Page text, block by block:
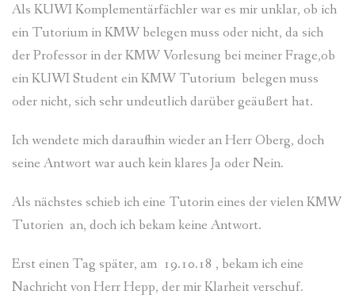
Als KUWI Komplementärfächler war es mir unklar, ob ich
ein Tutorium in KMW belegen muss oder nicht, da sich
der Professor in der KMW Vorlesung bei meiner Frage,ob
ein KUWI Student ein KMW Tutorium belegen muss
oder nicht, sich sehr undeutlich darüber geäußert hat.
Ich wendete mich daraufhin wieder an Herr Oberg, doch
seine Antwort war auch kein klares Ja oder Nein.
Als nächstes schieb ich eine Tutorin eines der vielen KMW
Tutorien an, doch ich bekam keine Antwort.
Erst einen Tag später, am 19.10.18 , bekam ich eine
Nachricht von Herr Hepp, der mir Klarheit verschuf.